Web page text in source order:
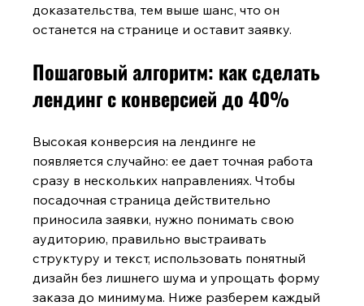
доказательства, тем выше шанс, что он
останется на странице и оставит заявку.
Пошаговый алгоритм: как сделать
лендинг с конверсией до 40%
Высокая конверсия на лендинге не
появляется случайно: ее дает точная работа
сразу в нескольких направлениях. Чтобы
посадочная страница действительно
приносила заявки, нужно понимать свою
аудиторию, правильно выстраивать
структуру и текст, использовать понятный
дизайн без лишнего шума и упрощать форму
заказа до минимума. Ниже разберем каждый